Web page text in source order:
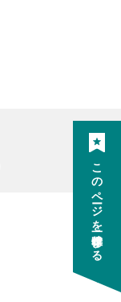
このページを一時保存する